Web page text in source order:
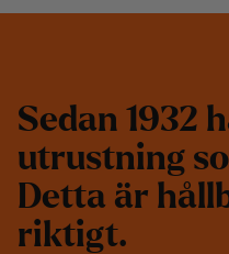
Sedan 1932 h
utrustning so
Detta är håll
riktigt.